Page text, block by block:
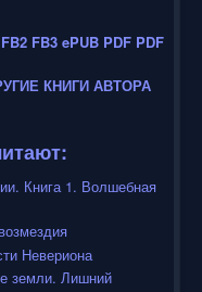
FB2 FB3 ePUB PDF PDF
КНИГИ АВТОРА